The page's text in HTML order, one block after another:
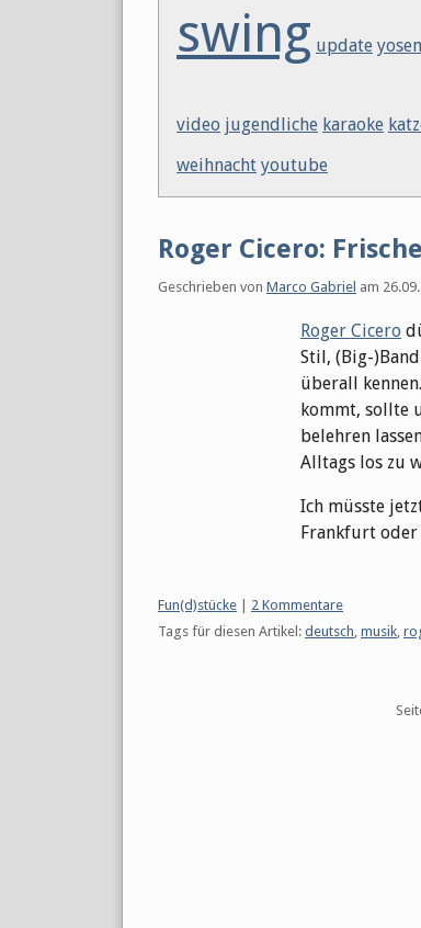
swing update
video jugendliche karaoke
weihnacht youtube
Roger Cicero:
Geschrieben von Marco Gabriel am
Roger Cicero
Stil, (Big-
überall
kommt, sollte
belehren
Alltags los zu
Ich müsste
Frankfurt oder
Kategorien:
Fun(d)stücke | 2 Kommentare
Tags für diesen Artikel: deutsch musik